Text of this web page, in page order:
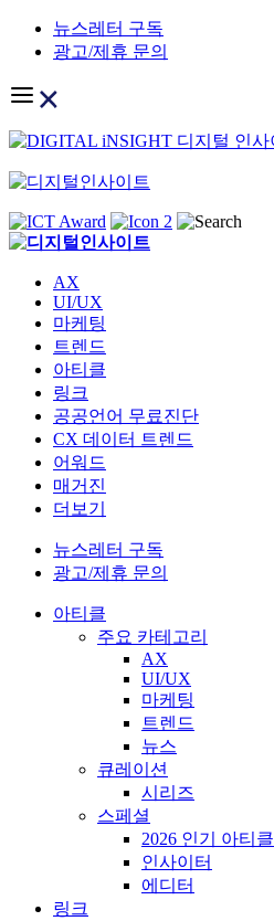
Skip
content
뉴스레터 구독
광고/제휴 문의
AX
UI/UX
마케팅
트렌드
아티클
링크
공공언어 무료진단
CX 데이터 트렌드
어워드
매거진
더보기
뉴스레터 구독
광고/제휴 문의
아티클
주요 카테고리
AX
UI/UX
마케팅
트렌드
뉴스
큐레이션
시리즈
스페셜
2026 인기 아티클
인사이터
에디터
링크